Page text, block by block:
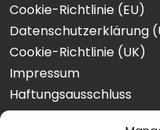
Cookie-Richtlinie (EU)
Datenschutzerklärung
Cookie-Richtlinie (UK)
Impressum
Haftungsausschluss